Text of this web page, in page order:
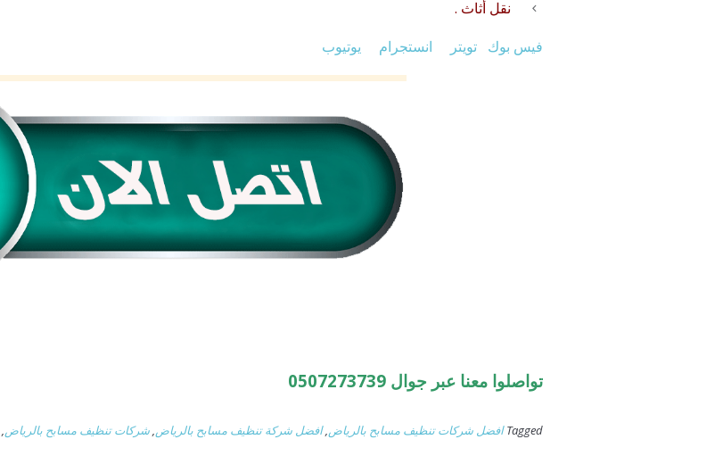
نقل أثاث .
فيس بوك تويتر انستجرام يوتيوب
تواصلوا معنا عبر جوال 0507273739
Tagged افضل شركات تنظيف مسابح بالرياض,افضل شركة تنظيف مسابح بالرياض,شركات تنظيف مسابح بالرياض,